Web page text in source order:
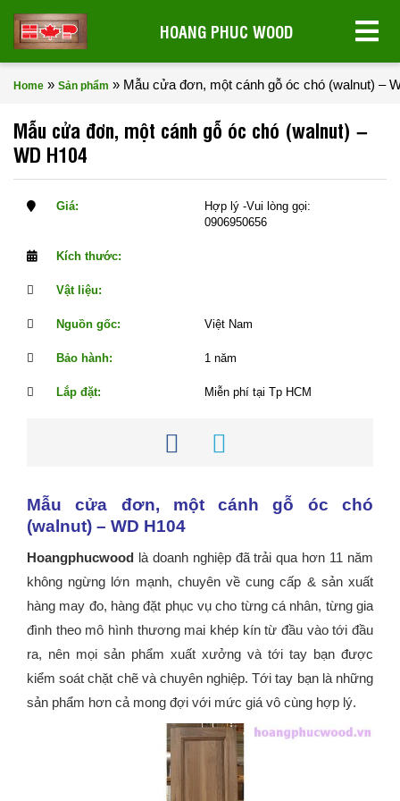
HOANG PHUC WOOD
Home » Sản phẩm » Mẫu cửa đơn, một cánh gỗ óc chó (walnut) –
Mẫu cửa đơn, một cánh gỗ óc chó (walnut) –
WD H104
Giá:
Hợp lý -Vui lòng gọi:
0906950656
Kích thước:
Vật liệu:
Nguồn gốc: Việt Nam
Bảo hành: 1 năm
Lắp đặt: Miễn phí tại Tp HCM
Mẫu cửa đơn, một cánh gỗ óc chó
(walnut) – WD H104
Hoangphucwood là doanh nghiệp đã trải qua hơn 11 năm
không ngừng lớn mạnh, chuyên về cung cấp & sản xuất
hàng may đo, hàng đặt phục vụ cho từng cá nhân, từng gia
đình theo mô hình thương mai khép kín từ đầu vào tới đầu
ra, nên mọi sản phẩm xuất xưởng và tới tay bạn được
kiểm soát chặt chẽ và chuyên nghiệp. Tới tay bạn là những
sản phẩm hơn cả mong đợi với mức giá vô cùng hợp lý.